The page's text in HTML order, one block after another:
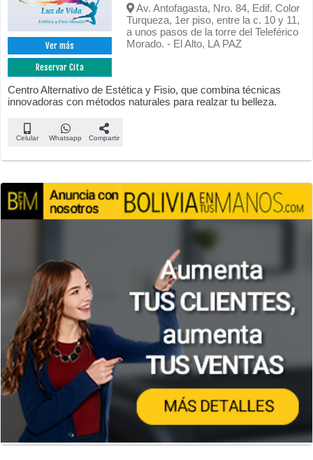
Ver más
Reservar Cita
Av. Antofagasta, Nro. 84, Edif. Color
Turqueza, 1er piso, entre la c. 10 y 11,
a unos pasos de la torre del Teleférico
Morado. - El Alto, LA PAZ
Centro Alternativo de Estética y Fisio, que combina técnicas
innovadoras con métodos naturales para realzar tu belleza.
Celular Whatsapp Compartir